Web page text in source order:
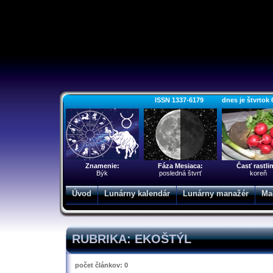
ISSN 1337-6179 dnes je štvrtok
Znamenie:
Býk
Fáza Mesiaca:
posledná štvrť
Časť
koreň
Úvod Lunárny kalendár Lunárny manažér
RUBRIKA: EKOŠTÝL
počet článkov: 0